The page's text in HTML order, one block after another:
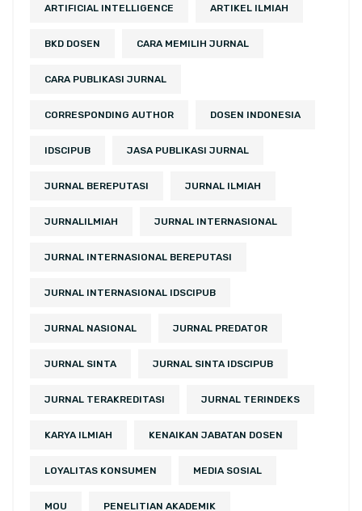
ARTIFICIAL INTELLIGENCE ARTIKEL ILMIAH
BKD DOSEN CARA MEMILIH JURNAL
CARA PUBLIKASI JURNAL
CORRESPONDING AUTHOR DOSEN INDONESIA
IDSCIPUB JASA PUBLIKASI JURNAL
JURNAL BEREPUTASI JURNAL ILMIAH
JURNALILMIAH JURNAL INTERNASIONAL
JURNAL INTERNASIONAL BEREPUTASI
JURNAL INTERNASIONAL IDSCIPUB
JURNAL NASIONAL JURNAL PREDATOR
JURNAL SINTA JURNAL SINTA IDSCIPUB
JURNAL TERAKREDITASI JURNAL TERINDEKS
KARYA ILMIAH KENAIKAN JABATAN DOSEN
LOYALITAS KONSUMEN MEDIA SOSIAL
MOU PENELITIAN AKADEMIK